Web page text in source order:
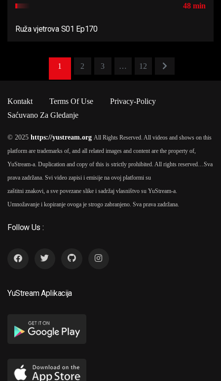
48 min
Ruža vjetrova S01 Ep170
1 2 3 … 12
Kontakt Terms Of Use
Privacy-Policy
Saćuvano Za Gledanje
© 2025 https://yustream.org All Rights Reserved. All videos and shows on this
platform are trademarks of, and all related images and content are the property of,
YuStream-a. Duplication and copy of this is strictly prohibited. All rights reserved… Sva
prava zadržana. Svi video zapisi i emisije na ovoj platformi su
zaštitni znakovi, a sve povezane slike i sadržaj vlasništvo su YuStream-a.
Umnožavanje i kopiranje ovoga je strogo zabranjeno. Sva prava zadržana.
Follow Us :
YuStream Aplikacija